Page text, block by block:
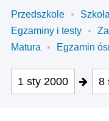
Przedszkole Szkoła
Egzaminy i testy
Matura
Egzamin
1 sty 2000 8